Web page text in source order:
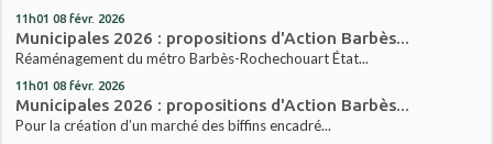
11h01 08 févr. 2026
Municipales 2026 : propositions d'Action Barbès...
Réaménagement du métro Barbès-Rochechouart État...
11h01 08 févr. 2026
Municipales 2026 : propositions d'Action Barbès...
Pour la création d’un marché des biffins encadré...